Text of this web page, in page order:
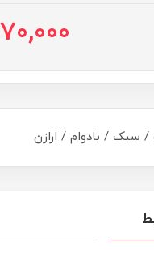
/ بادوام / ارازن